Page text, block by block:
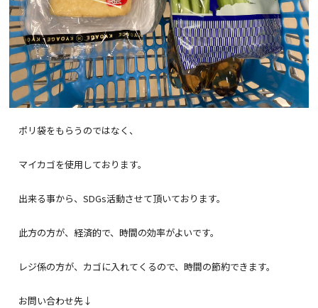
ポリ袋をもらうのではなく、
マイカゴを使用しております。
出来る事から、SDGs活動させて頂いております。
此方の方が、経済的で、時間の効率がよいです。
レジ係の方が、カゴに入れてくるので、時間の節約できます。
お問い合わせ先↓